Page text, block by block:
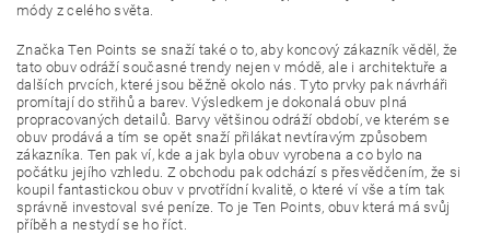
módy z celého světa.
Značka Ten Points se snaží také o to, aby koncový zákazník věděl, že
tato obuv odráží současné trendy nejen v módě, ale i architektuře a
dalších prvcích, které jsou běžně okolo nás. Tyto prvky pak návrháři
promítají do střihů a barev. Výsledkem je dokonalá obuv plná
propracovaných detailů. Barvy většinou odráží období, ve kterém se
obuv prodává a tím se opět snaží přilákat nevtíravým způsobem
zákazníka. Ten pak ví, kde a jak byla obuv vyrobena a co bylo na
počátku jejího vzhledu. Z obchodu pak odchází s přesvědčením, že si
koupil fantastickou obuv v prvotřídní kvalitě, o které ví vše a tím tak
správně investoval své peníze. To je Ten Points, obuv která má svůj
příběh a nestydí se ho říct.